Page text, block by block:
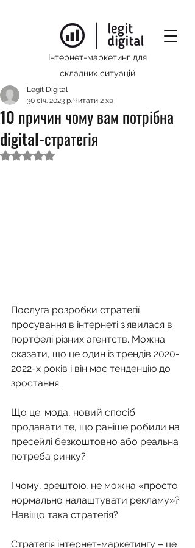
Інтернет-маркетинг для
складних ситуацій
10 причин чому вам потрібна
digital-стратегія
Legit Digital
30 січ. 2023 р.Читати 2 хв
Оцінка: NaN з 5 зірок.
Послуга розробки стратегії
просування в інтернеті з'явилася в
портфелі різних агентств. Можна
сказати, що це один із трендів 2020-
2022-х років і він має тенденцію до
зростання.
Що це: мода, новий спосіб
продавати те, що раніше робили на
пресейлі безкоштовно або реальна
потреба ринку?
І чому, зрештою, не можна «просто
нормально налаштувати рекламу»?
Навіщо така стратегія?
Стратегія інтернет-маркетингу – це